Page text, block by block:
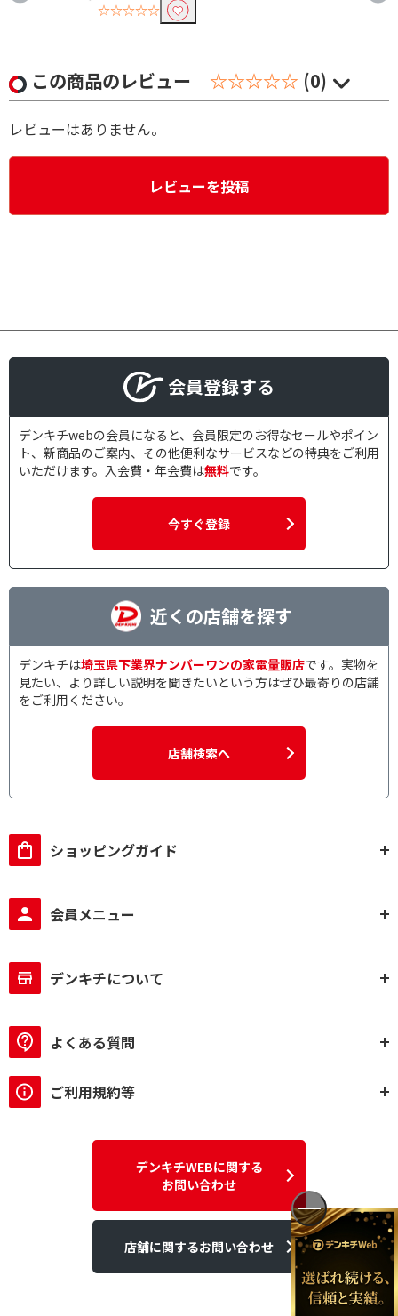
☆☆☆☆☆
この商品のレビュー ☆☆☆☆☆ (0)
レビューはありません。
レビューを投稿
会員登録する
デンキチwebの会員になると、会員限定のお得なセールやポイン
ト、新商品のご案内、その他便利なサービスなどの特典をご利用
いただけます。入会費・年会費は無料です。
今すぐ登録
近くの店舗を探す
デンキチは埼玉県下業界ナンバーワンの家電量販店です。実物を
見たい、より詳しい説明を聞きたいという方はぜひ最寄りの店舗
をご利用ください。
店舗検索へ
ショッピングガイド
会員メニュー
デンキチについて
よくある質問
ご利用規約等
デンキチWEBに関する
お問い合わせ
店舗に関するお問い合わせ